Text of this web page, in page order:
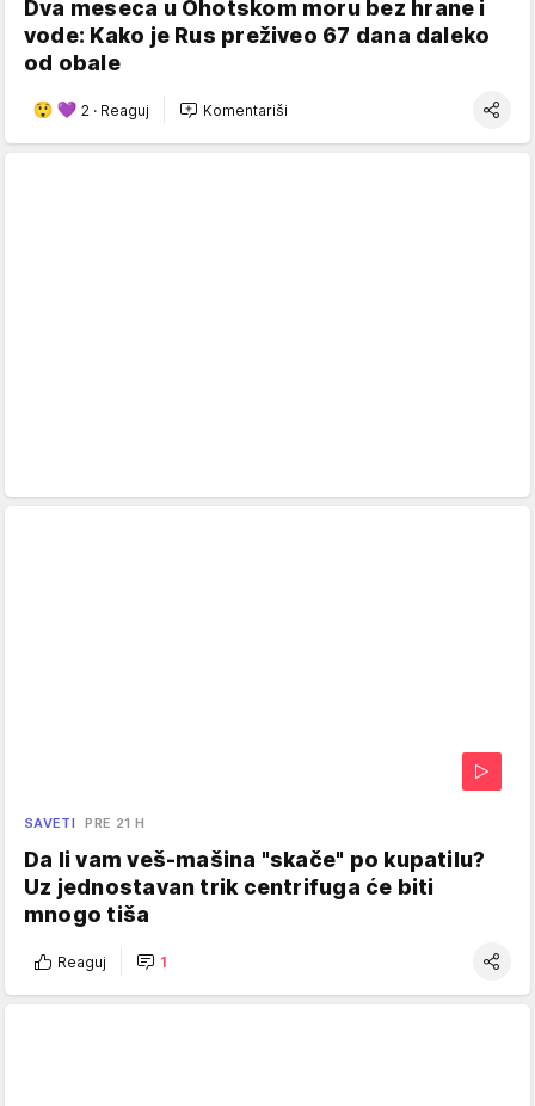
Dva meseca u Ohotskom moru bez hrane i
vode: Kako je Rus preživeo 67 dana daleko
od obale
2 · Reaguj Komentariši
SAVETI PRE 21 H
Da li vam veš-mašina "skače" po kupatilu?
Uz jednostavan trik centrifuga će biti
mnogo tiša
Reaguj 1